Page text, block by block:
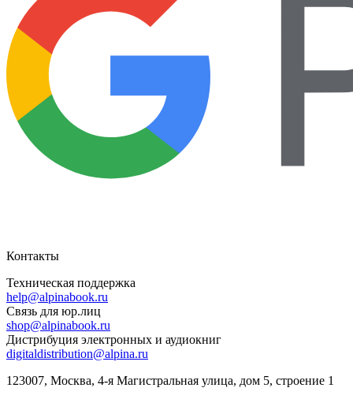
Контакты
Техническая поддержка
help@alpinabook.ru
Связь для юр.лиц
shop@alpinabook.ru
Дистрибуция электронных и аудиокниг
digitaldistribution@alpina.ru
123007, Москва, 4-я Магистральная улица, дом 5, строение 1